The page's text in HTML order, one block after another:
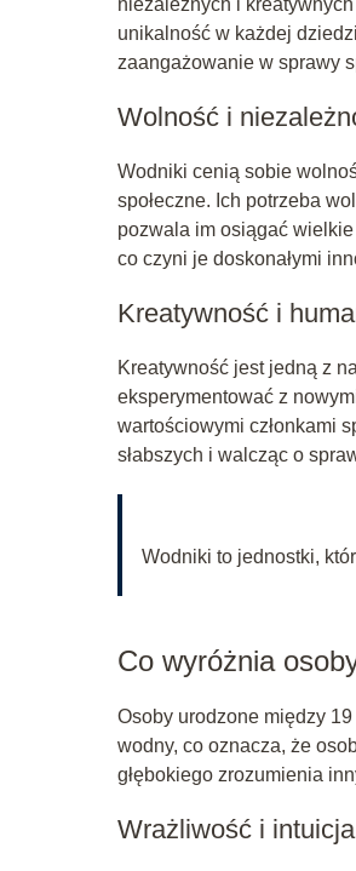
unikalność w każdej
zaangażowanie w sprawy
Wolność i
Wodniki cenią sobie
społeczne. Ich potrzeba
pozwala im osiągać
co czyni je doskonałymi
Kreatywność i
Kreatywność jest jedną z
eksperymentować z
wartościowymi członkami
słabszych i walcząc o
Wodniki to jednostki,
Co wyróżnia
Osoby urodzone między
wodny, co oznacza, że
głębokiego zrozumienia
Wrażliwość i intuicja